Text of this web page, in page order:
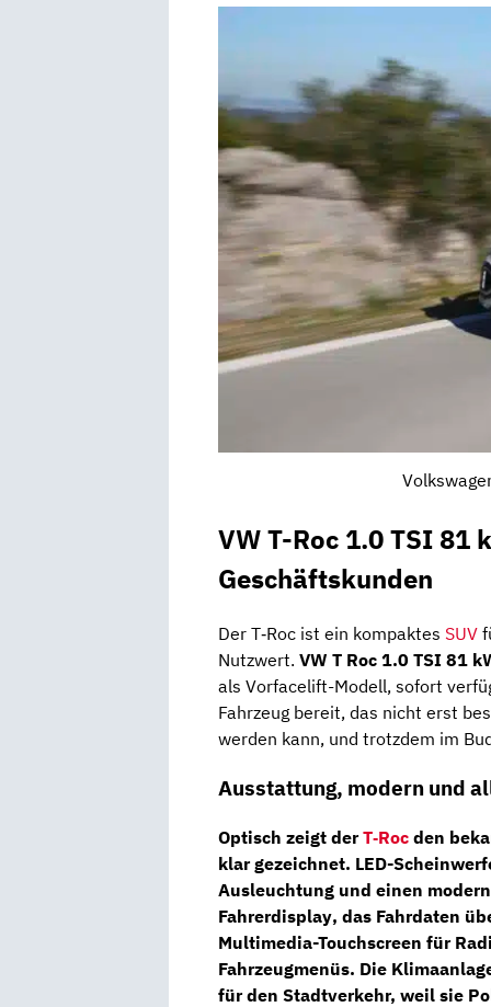
VW T-Roc 1.0 TSI 81
Geschäftskunden
Der T‑Roc ist ein kompaktes SUV
Nutzwert. VW T Roc 1.0 TSI 81
als Vorfacelift-Modell, sofort
Fahrzeug bereit, das nicht erst
werden kann, und trotzdem im
Ausstattung, modern und
Optisch zeigt derT‑Roc den
klar gezeichnet. LED-
Ausleuchtung und einen
Fahrerdisplay, das Fahrdaten
Multimedia-Touchscreen für
Fahrzeugmenüs. Die
für den Stadtverkehr, weil sie